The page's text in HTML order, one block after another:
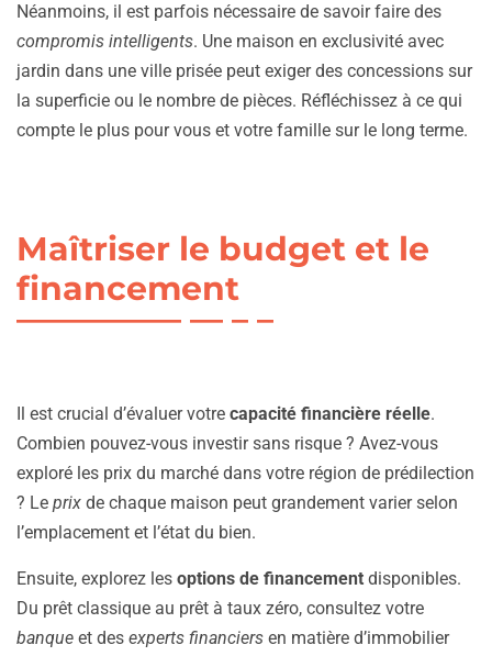
Néanmoins, il est parfois nécessaire de savoir faire des
compromis intelligents. Une maison en exclusivité avec
jardin dans une ville prisée peut exiger des concessions sur
la superficie ou le nombre de pièces. Réfléchissez à ce qui
compte le plus pour vous et votre famille sur le long terme.
Maîtriser le budget et le
financement
Il est crucial d’évaluer votre capacité financière réelle.
Combien pouvez-vous investir sans risque ? Avez-vous
exploré les prix du marché dans votre région de prédilection
? Le prix de chaque maison peut grandement varier selon
l’emplacement et l’état du bien.
Ensuite, explorez les options de financement disponibles.
Du prêt classique au prêt à taux zéro, consultez votre
banque et des experts financiers en matière d’immobilier